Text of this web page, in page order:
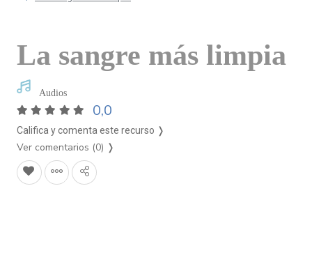
La sangre más limpia
Audios
0,0
Califica y comenta este recurso ❭
Ver comentarios (0) ❭